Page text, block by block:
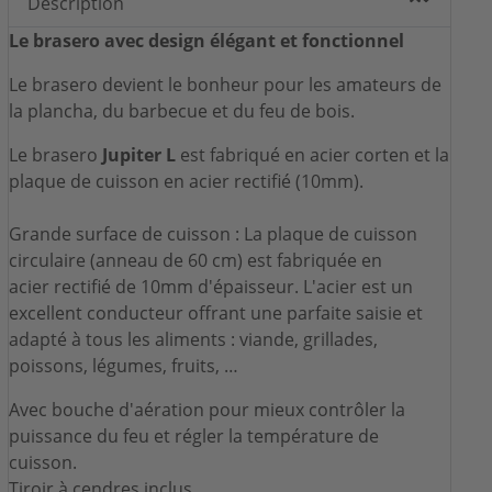
Le brasero avec design élégant et fonctionnel
Le brasero devient le bonheur pour les amateurs de
la plancha, du barbecue et du feu de bois.
Le brasero Jupiter L est fabriqué en acier corten et la
plaque de cuisson en acier rectifié (10mm).
Grande surface de cuisson : La plaque de cuisson
circulaire (anneau de 60 cm) est fabriquée en
acier rectifié de 10mm d'épaisseur. L'acier est un
excellent conducteur offrant une parfaite saisie et
adapté à tous les aliments : viande, grillades,
poissons, légumes, fruits, …
Avec bouche d'aération pour mieux contrôler la
puissance du feu et régler la température de
cuisson.